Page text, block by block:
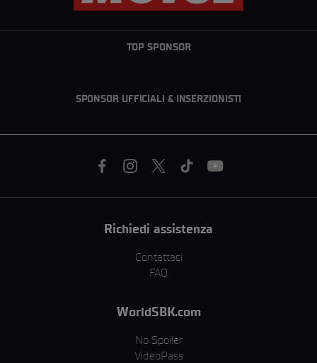
TOP SPONSOR
SPONSOR UFFICIALI & INSERZIONISTI
Richiedi assistenza
Contattaci
FAQ
WorldSBK.com
No Spoiler
VideoPass